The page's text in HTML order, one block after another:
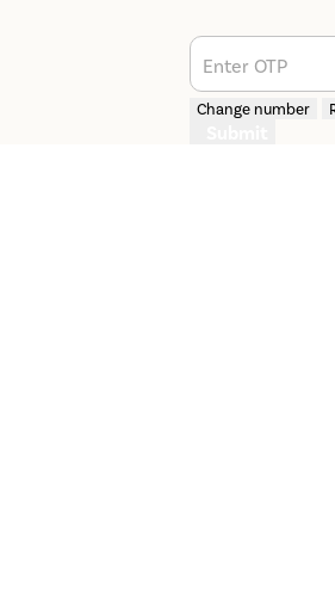
Enter OTP
Change number